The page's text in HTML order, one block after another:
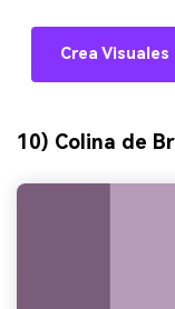
Crea
10) Colina de